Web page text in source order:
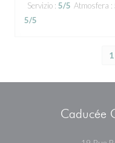
Servizio : 5/5 Atmosfera :
5/5
1
Caducée